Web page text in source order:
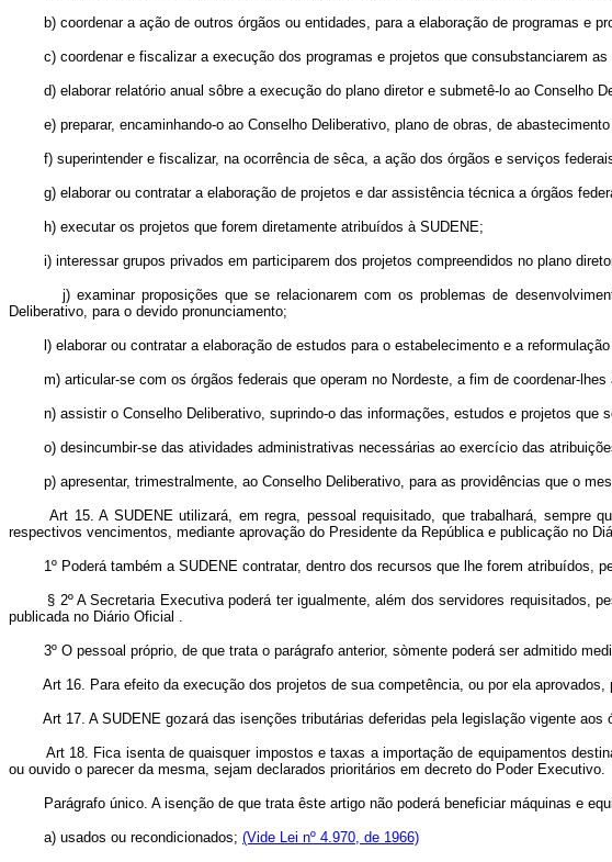
b) coordenar a ação de outros órgãos ou entidades, para a elaboração de programas e
c) coordenar e fiscalizar a execução dos programas e projetos que consubstanciarem as
d) elaborar relatório anual sôbre a execução do plano diretor e submetê-lo ao Conselho
e) preparar, encaminhando-o ao Conselho Deliberativo, plano de obras, de
f) superintender e fiscalizar, na ocorrência de sêca, a ação dos órgãos e serviços
g) elaborar ou contratar a elaboração de projetos e dar assistência técnica a órgãos
h) executar os projetos que forem diretamente atribuídos à SUDENE;
i) interessar grupos privados em participarem dos projetos compreendidos no plano
j) examinar proposições que se relacionarem com os problemas de
Deliberativo, para o devido pronunciamento;
l) elaborar ou contratar a elaboração de estudos para o estabelecimento e a reformulação
m) articular-se com os órgãos federais que operam no Nordeste, a fim de coordenar-lhes
n) assistir o Conselho Deliberativo, suprindo-o das informações, estudos e projetos que
o) desincumbir-se das atividades administrativas necessárias ao exercício das
p) apresentar, trimestralmente, ao Conselho Deliberativo, para as providências que o
Art 15. A SUDENE utilizará, em regra, pessoal requisitado, que trabalhará, sempre
respectivos vencimentos, mediante aprovação do Presidente da República e publicação no
1º Poderá também a SUDENE contratar, dentro dos recursos que lhe forem atribuídos,
§ 2º A Secretaria Executiva poderá ter igualmente, além dos servidores requisitados,
publicada no Diário Oficial .
3º O pessoal próprio, de que trata o parágrafo anterior, sòmente poderá ser admitido
Art 16. Para efeito da execução dos projetos de sua competência, ou por ela
Art 17. A SUDENE gozará das isenções tributárias deferidas pela legislação vigente aos
Art 18. Fica isenta de quaisquer impostos e taxas a importação de equipamentos
ou ouvido o parecer da mesma, sejam declarados prioritários em decreto do Poder Executivo.
Parágrafo único. A isenção de que trata êste artigo não poderá beneficiar máquinas e
a) usados ou recondicionados; (Vide Lei nº 4.970, de 1966)